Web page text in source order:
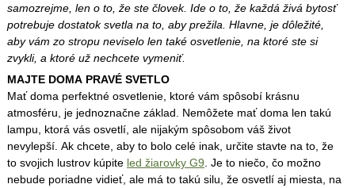
samozrejme, len o to, že ste človek. Ide o to, že každá živá bytosť
potrebuje dostatok svetla na to, aby prežila. Hlavne, je dôležité,
aby vám zo stropu neviselo len také osvetlenie, na ktoré ste si
zvykli, a ktoré už nechcete vymeniť.
MAJTE DOMA PRAVÉ SVETLO
Mať doma perfektné osvetlenie, ktoré vám spôsobí krásnu
atmosféru, je jednoznačne základ. Nemôžete mať doma len takú
lampu, ktorá vás osvetlí, ale nijakým spôsobom váš život
nevylepší. Ak chcete, aby to bolo celé inak, určite stavte na to, že
to svojich lustrov kúpite led žiarovky G9. Je to niečo, čo možno
nebude poriadne vidieť, ale má to takú silu, že osvetlí aj miesta, na